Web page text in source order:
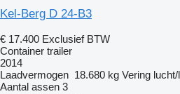
Kel-Berg D 24-B3
€ 17.400 Exclusief BTW
Container trailer
2014
Laadvermogen 18.680 kg Vering
Aantal assen 3